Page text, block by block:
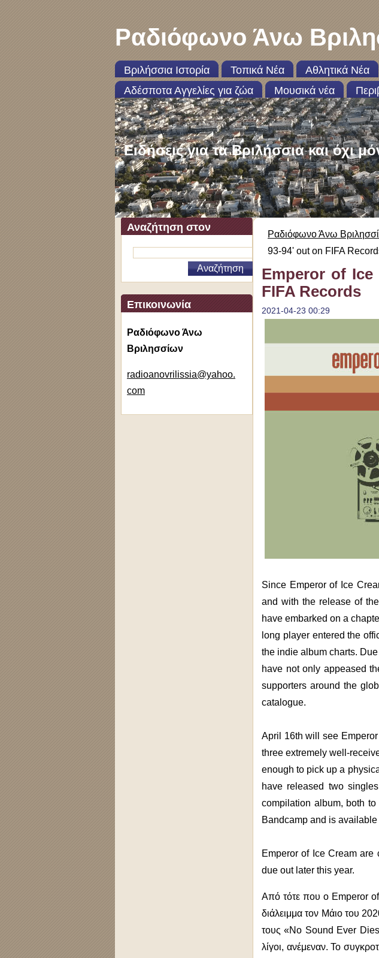
Ραδιόφωνο Άνω
Βριλήσσια Ιστορία Τοπικά Νέα Αθλητικά Νέα
Αδέσποτα Αγγελίες για ζώα
Μουσικά νέα
Ειδήσεις για τα Βριλήσσια και όχι
Αναζήτηση στον
ιστότοπο
Επικοινωνία
Ραδιόφωνο Άνω
Βριλησσίων
radioanovrilissia@yahoo.
com
Ραδιόφωνο Άνω
93-94' out on FIFA
Emperor of Ice
FIFA Records
2021-04-23 00:29
Since Emperor of Ice
and with the release of
have embarked on a
long player entered the
the indie album charts.
have not only appeased
supporters around the
catalogue.
April 16th will see
three extremely well-
enough to pick up a
have released two
compilation album, both
Bandcamp and is
Emperor of Ice Cream
due out later this year.
Από τότε που ο Emperor of
διάλειμμα τον Μάιο του
τους «No Sound Ever
λίγοι, ανέμεναν. Το